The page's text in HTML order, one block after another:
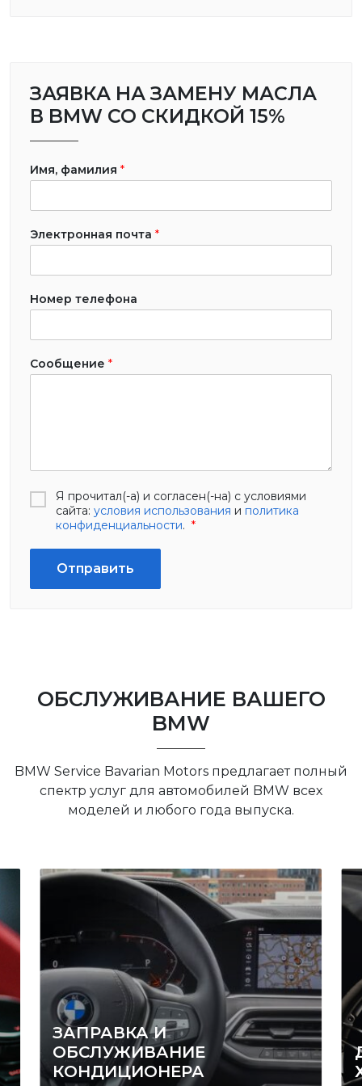
ЗАЯВКА НА ЗАМЕНУ МАСЛА
В BMW СО СКИДКОЙ 15%
Имя, фамилия *
Электронная почта *
Номер телефона
Сообщение *
Я прочитал(-а) и согласен(-на) с условиями
сайта: условия использования и политика
конфиденциальности. *
Отправить
ОБСЛУЖИВАНИЕ ВАШЕГО
BMW
BMW Service Bavarian Motors предлагает полный
спектр услуг для автомобилей BMW всех
моделей и любого года выпуска.
ЗАПРАВКА И
ОБСЛУЖИВАНИЕ
КОНДИЦИОНЕРА